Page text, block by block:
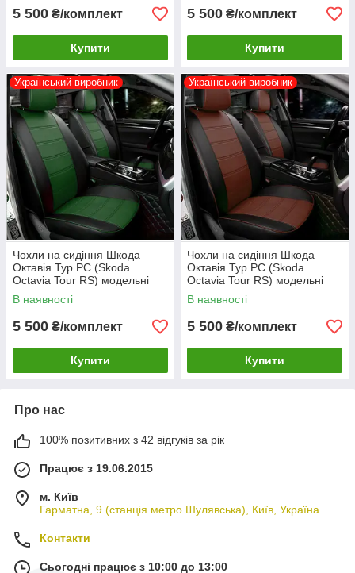
5 500 ₴/комплект
Купити
5 500 ₴/комплект
Купити
Український виробник
Чохли на сидіння Шкода
Октавія Тур РС (Skoda
Octavia Tour RS) модельні
MAX-N з екошкіри Чорно-
зелений
В наявності
5 500 ₴/комплект
Купити
Український виробник
Чохли на сидіння Шкода
Октавія Тур РС (Skoda
Octavia Tour RS) модельні
MAX-N з екошкіри Чорно-
коричневий
В наявності
5 500 ₴/комплект
Купити
Про нас
100% позитивних з 42 відгуків за рік
Працює з 19.06.2015
м. Київ
Гарматна, 9 (станція метро Шулявська), Київ, Україна
Контакти
Сьогодні працює з 10:00 до 13:00